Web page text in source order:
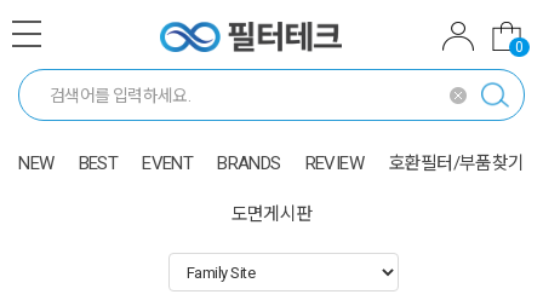
0
NEW BEST EVENT BRANDS REVIEW 호환필터/부품찾기
도면게시판